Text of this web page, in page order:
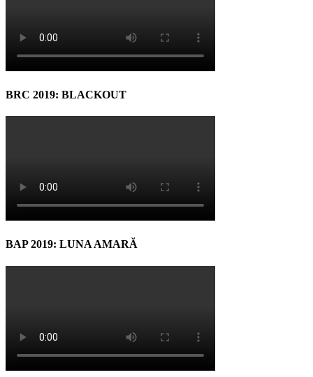
BRC 2019: BLACKOUT
BAP 2019: LUNA AMARĂ